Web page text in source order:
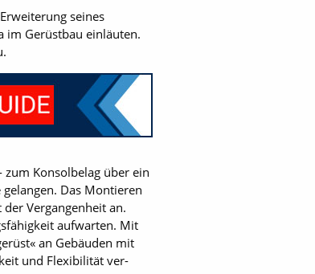
seines
im Gerüstbau einläuten.
Konsolbelag über ein
Das Montieren
Vergangenheit an.
aufwarten. Mit
an Gebäuden mit
und Flexibilität ver­